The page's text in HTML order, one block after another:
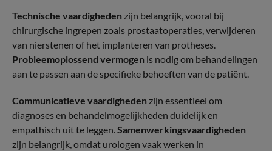
Technische vaardigheden zijn belangrijk, vooral bij
chirurgische ingrepen zoals prostaatoperaties, verwijderen
van nierstenen of het implanteren van protheses.
Probleemoplossend vermogen is nodig om behandelingen
aan te passen aan de specifieke behoeften van de patiënt.
Communicatieve vaardigheden zijn essentieel om
diagnoses en behandelmogelijkheden duidelijk en
empathisch uit te leggen.Samenwerkingsvaardigheden
zijn belangrijk, omdat urologen vaak werken in